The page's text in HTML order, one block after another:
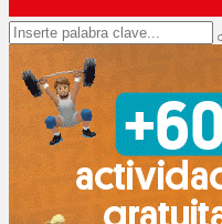
Search
for: